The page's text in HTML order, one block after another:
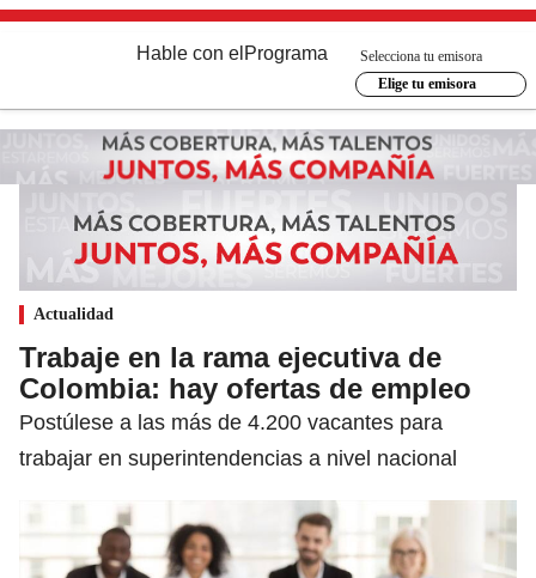
Hable con el Programa
Selecciona tu emisora
Elige tu emisora
Actualidad
Trabaje en la rama ejecutiva de
Colombia: hay ofertas de empleo
Postúlese a las más de 4.200 vacantes para
trabajar en superintendencias a nivel nacional